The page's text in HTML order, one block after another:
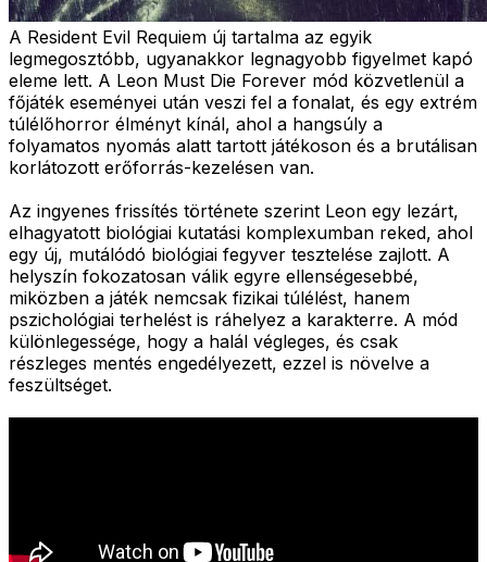
A Resident Evil Requiem új tartalma az egyik
legmegosztóbb, ugyanakkor legnagyobb figyelmet kapó
eleme lett. A Leon Must Die Forever mód közvetlenül a
főjáték eseményei után veszi fel a fonalat, és egy extrém
túlélőhorror élményt kínál, ahol a hangsúly a
folyamatos nyomás alatt tartott játékoson és a brutálisan
korlátozott erőforrás-kezelésen van.
Az ingyenes frissítés története szerint Leon egy lezárt,
elhagyatott biológiai kutatási komplexumban reked, ahol
egy új, mutálódó biológiai fegyver tesztelése zajlott. A
helyszín fokozatosan válik egyre ellenségesebbé,
miközben a játék nemcsak fizikai túlélést, hanem
pszichológiai terhelést is ráhelyez a karakterre. A mód
különlegessége, hogy a halál végleges, és csak
részleges mentés engedélyezett, ezzel is növelve a
feszültséget.